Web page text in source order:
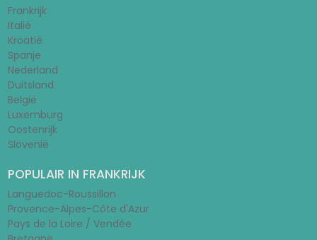
Frankrijk
Italië
Kroatië
Spanje
Nederland
Duitsland
België
Luxemburg
Oostenrijk
Slovenië
POPULAIR IN FRANKRIJK
Languedoc-Roussillon
Provence-Alpes-Côte d'Azur
Pays de la Loire / Vendée